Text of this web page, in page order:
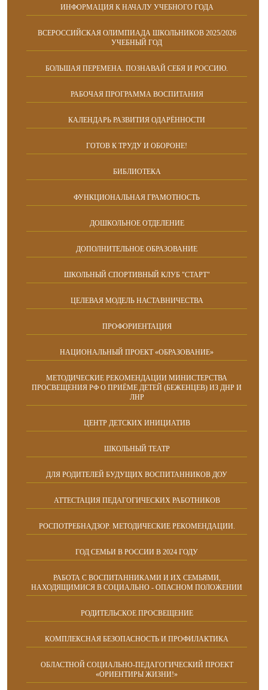
ИНФОРМАЦИЯ К НАЧАЛУ УЧЕБНОГО ГОДА
ВСЕРОССИЙСКАЯ ОЛИМПИАДА ШКОЛЬНИКОВ 2025/2026
УЧЕБНЫЙ ГОД
БОЛЬШАЯ ПЕРЕМЕНА. ПОЗНАВАЙ СЕБЯ И РОССИЮ.
РАБОЧАЯ ПРОГРАММА ВОСПИТАНИЯ
КАЛЕНДАРЬ РАЗВИТИЯ ОДАРЁННОСТИ
ГОТОВ К ТРУДУ И ОБОРОНЕ!
БИБЛИОТЕКА
ФУНКЦИОНАЛЬНАЯ ГРАМОТНОСТЬ
ДОШКОЛЬНОЕ ОТДЕЛЕНИЕ
ДОПОЛНИТЕЛЬНОЕ ОБРАЗОВАНИЕ
ШКОЛЬНЫЙ СПОРТИВНЫЙ КЛУБ "СТАРТ"
ЦЕЛЕВАЯ МОДЕЛЬ НАСТАВНИЧЕСТВА
ПРОФОРИЕНТАЦИЯ
НАЦИОНАЛЬНЫЙ ПРОЕКТ «ОБРАЗОВАНИЕ»
МЕТОДИЧЕСКИЕ РЕКОМЕНДАЦИИ МИНИСТЕРСТВА
ПРОСВЕЩЕНИЯ РФ О ПРИЁМЕ ДЕТЕЙ (БЕЖЕНЦЕВ) ИЗ ДНР И
ЛНР
ЦЕНТР ДЕТСКИХ ИНИЦИАТИВ
ШКОЛЬНЫЙ ТЕАТР
ДЛЯ РОДИТЕЛЕЙ БУДУЩИХ ВОСПИТАННИКОВ ДОУ
АТТЕСТАЦИЯ ПЕДАГОГИЧЕСКИХ РАБОТНИКОВ
РОСПОТРЕБНАДЗОР. МЕТОДИЧЕСКИЕ РЕКОМЕНДАЦИИ.
ГОД СЕМЬИ В РОССИИ В 2024 ГОДУ
РАБОТА С ВОСПИТАННИКАМИ И ИХ СЕМЬЯМИ,
НАХОДЯЩИМИСЯ В СОЦИАЛЬНО - ОПАСНОМ ПОЛОЖЕНИИ
РОДИТЕЛЬСКОЕ ПРОСВЕЩЕНИЕ
КОМПЛЕКСНАЯ БЕЗОПАСНОСТЬ И ПРОФИЛАКТИКА
ОБЛАСТНОЙ СОЦИАЛЬНО-ПЕДАГОГИЧЕСКИЙ ПРОЕКТ
«ОРИЕНТИРЫ ЖИЗНИ!»